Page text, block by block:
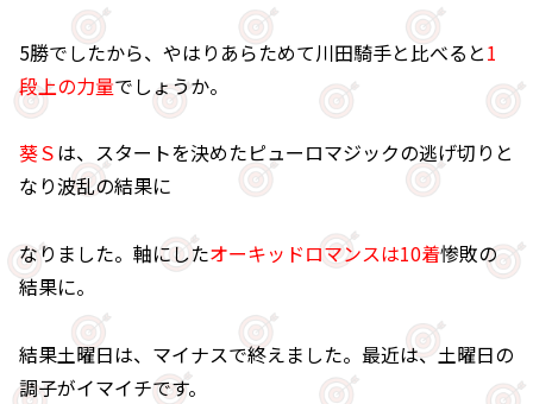
5勝でしたから、やはりあらためて川田騎手と比べると1
段上の力量でしょうか。
葵Ｓは、スタートを決めたピューロマジックの逃げ切りと
なり波乱の結果に
なりました。軸にしたオーキッドロマンスは10着惨敗の
結果に。
結果土曜日は、マイナスで終えました。最近は、土曜日の
調子がイマイチです。